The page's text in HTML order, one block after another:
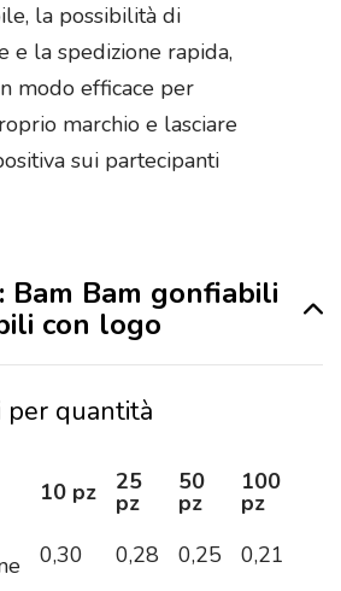
la possibilità di
e la spedizione rapida,
modo efficace per
marchio e lasciare
sui partecipanti
Bam Bam gonfiabili
con logo
per quantità
10 pz 25
pz
50
pz
100
pz
0,30 0,28 0,25 0,21